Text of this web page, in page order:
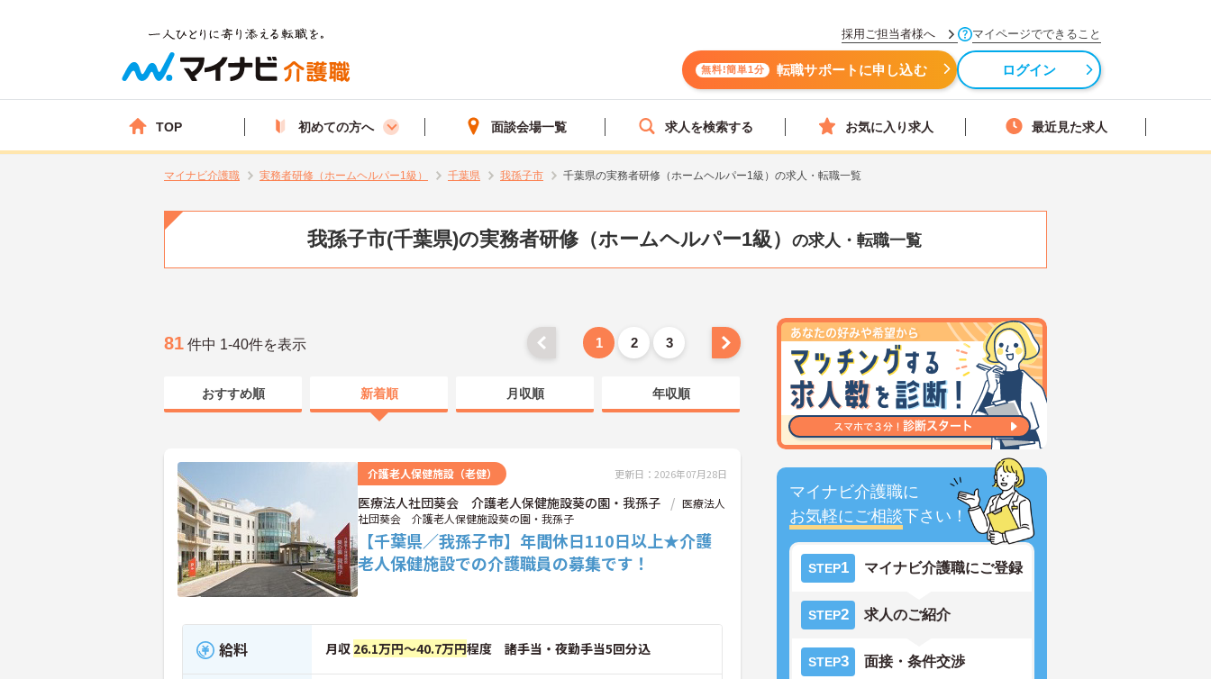
採用ご担当者様へ マイページでできること
無料!簡単1分 転職サポートに申し込む ログイン
TOP 初めての方へ 面談会場一覧 求人を検索する お気に入り求人 最近見た求人
マイナビ介護職 実務者研修（ホームヘルパー1級） 千葉県 我孫子市 千葉県の実務者研修（ホームヘルパー1級）の求人・転職一覧
我孫子市(千葉県)の実務者研修（ホームヘルパー1級） の求人・転職一覧
マイナビ介護職に
お気軽にご相談下さい！
STEP1 マイナビ介護職にご登録
STEP2 求人のご紹介
STEP3 面接・条件交渉
81 件中 1-40件を表示 1 2 3
おすすめ順 新着順 月収順 年収順
介護老人保健施設（老健） 更新日：2026年07月28日
医療法人社団葵会 介護老人保健施設葵の園・我孫子
医療法人
社団葵会 介護老人保健施設葵の園・我孫子
【千葉県／我孫子市】年間休日110日以上★介護
老人保健施設での介護職員の募集です！
給料 月収 26.1万円～40.7万円程度 諸手当・夜勤手当5回分込